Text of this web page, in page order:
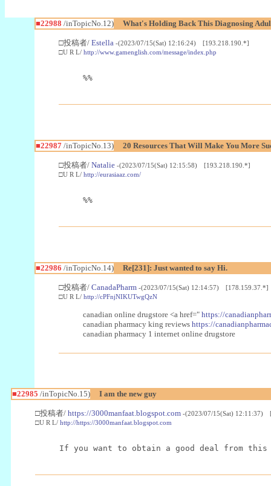
■22988 /inTopicNo.12) What's Holding Back This Diagnosing
□投稿者/ Estella -(2023/07/15(Sat) 12:16:24) [193.218.190.*]
□U R L/ http://www.gamenglish.com/message/index.php
%%
■22987/inTopicNo.13) 20 Resources That Will Make You More
□投稿者/ Natalie -(2023/07/15(Sat) 12:15:58) [193.218.190.*]
□U R L/ http://eurasiaaz.com/
%%
■22986 /inTopicNo.14) Re[231]: Just wanted to say Hi.
□投稿者/ CanadaPharm -(2023/07/15(Sat) 12:14:57) [178.159.37.*]
□U R L/ http://cPFnjNIKUTwgQzN
canadian online drugstore <a href=" https://
canadian pharmacy king reviews https://
canadian pharmacy 1 internet online drugstore
■22985 /inTopicNo.15) I am the new guy
□投稿者/ https://3000manfaat.blogspot.com -(2023/07/15(Sat) 12:11:37)
□U R L/ http://https://3000manfaat.blogspot.com
If you want to obtain a good deal from this